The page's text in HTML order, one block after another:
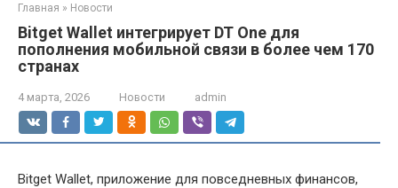
Главная » Новости
Bitget Wallet интегрирует DT One для
пополнения мобильной связи в более чем 170
странах
4 марта, 2026 Новости admin
Bitget Wallet, приложение для повседневных финансов,